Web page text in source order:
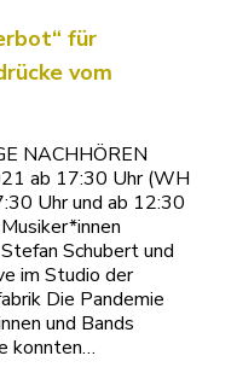
für
vom
NACHHÖREN
ab 17:30 Uhr (WH
Uhr und ab 12:30
Schubert und
im Studio der
Die Pandemie
und Bands
konnten…